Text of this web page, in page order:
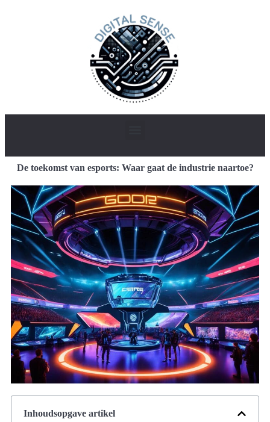
De toekomst van esports: Waar gaat de industrie naartoe?
Inhoudsopgave artikel